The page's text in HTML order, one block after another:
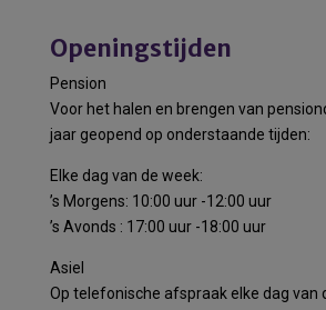
Openingstijden
Pension
Voor het halen en brengen van
jaar geopend op onderstaande tijden:
Elke dag van de week:
’s Morgens: 10:00 uur -12:00 uur
’s Avonds : 17:00 uur -18:00 uur
Asiel
Op telefonische afspraak elke dag van